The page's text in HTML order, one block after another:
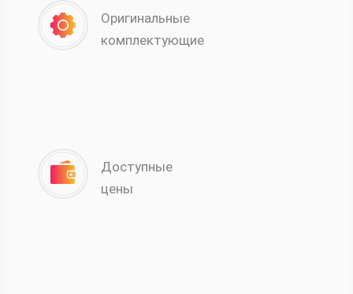
Оригинальные
комплектующие
Доступные
цены